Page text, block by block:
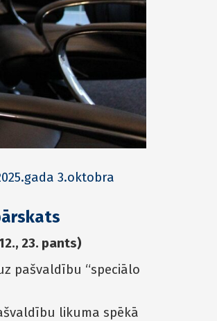
3.oktobra
23. pants)
pašvaldību “speciālo
likuma spēkā